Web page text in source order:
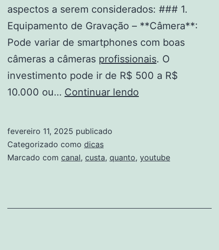
aspectos a serem considerados: ### 1.
Equipamento de Gravação – **Câmera**:
Pode variar de smartphones com boas
câmeras a câmeras profissionais. O
investimento pode ir de R$ 500 a R$
10.000 ou… Continuar lendo
No
fevereiro 11, 2025 publicado
Categorizado como dicas
Marcado com canal, custa, quanto, youtube